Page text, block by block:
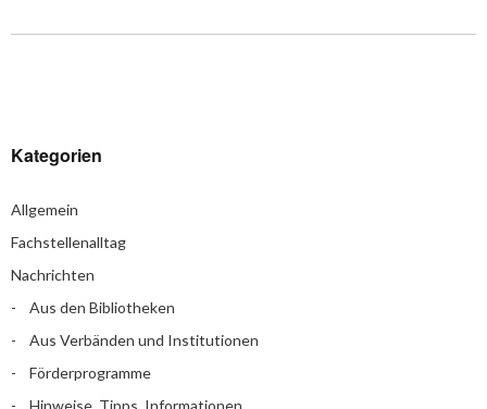
Kategorien
Allgemein
Fachstellenalltag
Nachrichten
Aus den Bibliotheken
Aus Verbänden und Institutionen
Förderprogramme
Hinweise, Tipps, Informationen